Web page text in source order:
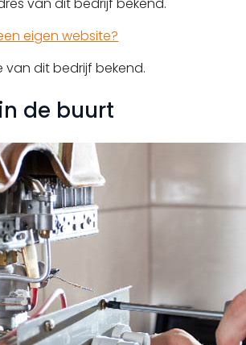
eigen website?
van dit bedrijf bekend.
de buurt